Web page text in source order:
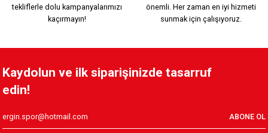
tekliflerle dolu kampanyalarımızı
kaçırmayın!
önemli. Her zaman en iyi hizmeti
sunmak için çalışıyoruz.
Kaydolun ve ilk siparişinizde tasarruf
edin!
ABONE OL